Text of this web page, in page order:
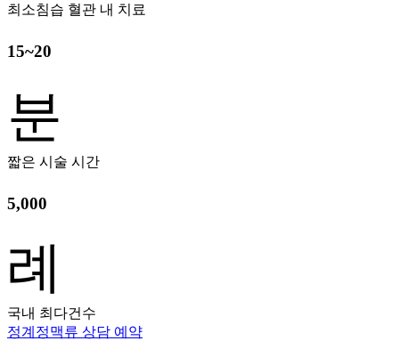
최소침습 혈관 내 치료
15~20
분
짧은 시술 시간
5,000
례
국내 최다건수
정계정맥류 상담 예약